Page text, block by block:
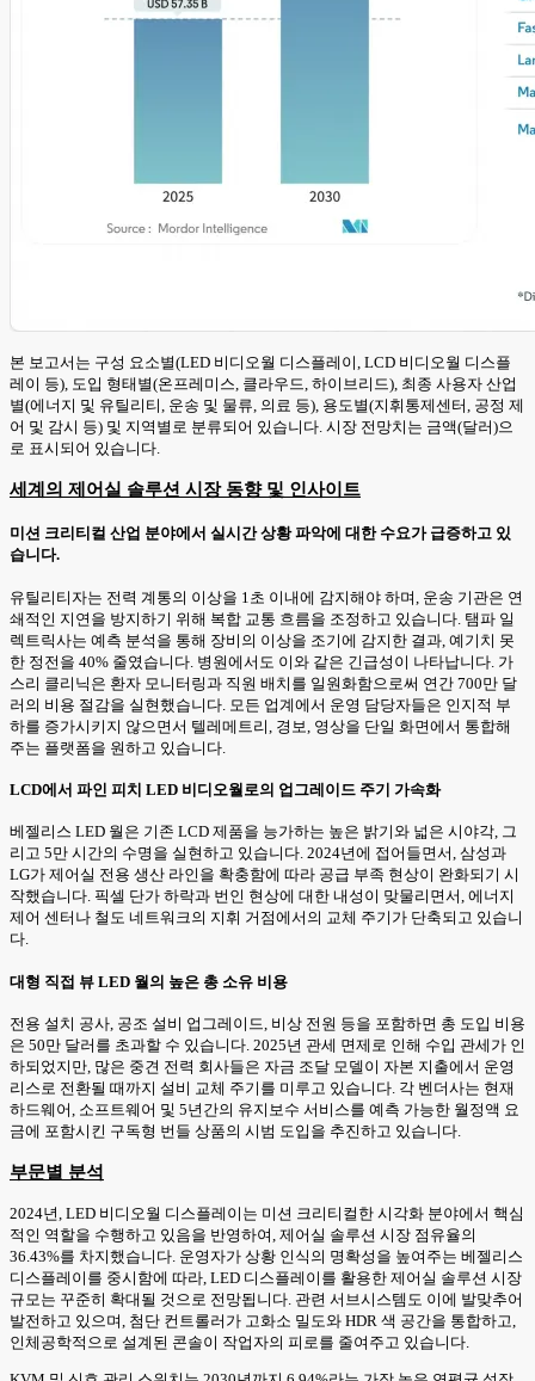
본 보고서는 구성 요소별(LED 비디오월 디스플레이, LCD 비디오월 디스플
레이 등), 도입 형태별(온프레미스, 클라우드, 하이브리드), 최종 사용자 산업
별(에너지 및 유틸리티, 운송 및 물류, 의료 등), 용도별(지휘통제센터, 공정 제
어 및 감시 등) 및 지역별로 분류되어 있습니다. 시장 전망치는 금액(달러)으
로 표시되어 있습니다.
세계의 제어실 솔루션 시장 동향 및 인사이트
미션 크리티컬 산업 분야에서 실시간 상황 파악에 대한 수요가 급증하고 있
습니다.
유틸리티자는 전력 계통의 이상을 1초 이내에 감지해야 하며, 운송 기관은 연
쇄적인 지연을 방지하기 위해 복합 교통 흐름을 조정하고 있습니다. 탬파 일
렉트릭사는 예측 분석을 통해 장비의 이상을 조기에 감지한 결과, 예기치 못
한 정전을 40% 줄였습니다. 병원에서도 이와 같은 긴급성이 나타납니다. 가
스리 클리닉은 환자 모니터링과 직원 배치를 일원화함으로써 연간 700만 달
러의 비용 절감을 실현했습니다. 모든 업계에서 운영 담당자들은 인지적 부
하를 증가시키지 않으면서 텔레메트리, 경보, 영상을 단일 화면에서 통합해
주는 플랫폼을 원하고 있습니다.
LCD에서 파인 피치 LED 비디오월로의 업그레이드 주기 가속화
베젤리스 LED 월은 기존 LCD 제품을 능가하는 높은 밝기와 넓은 시야각, 그
리고 5만 시간의 수명을 실현하고 있습니다. 2024년에 접어들면서, 삼성과
LG가 제어실 전용 생산 라인을 확충함에 따라 공급 부족 현상이 완화되기 시
작했습니다. 픽셀 단가 하락과 번인 현상에 대한 내성이 맞물리면서, 에너지
제어 센터나 철도 네트워크의 지휘 거점에서의 교체 주기가 단축되고 있습니
다.
대형 직접 뷰 LED 월의 높은 총 소유 비용
전용 설치 공사, 공조 설비 업그레이드, 비상 전원 등을 포함하면 총 도입 비용
은 50만 달러를 초과할 수 있습니다. 2025년 관세 면제로 인해 수입 관세가 인
하되었지만, 많은 중견 전력 회사들은 자금 조달 모델이 자본 지출에서 운영
리스로 전환될 때까지 설비 교체 주기를 미루고 있습니다. 각 벤더사는 현재
하드웨어, 소프트웨어 및 5년간의 유지보수 서비스를 예측 가능한 월정액 요
금에 포함시킨 구독형 번들 상품의 시범 도입을 추진하고 있습니다.
부문별 분석
2024년, LED 비디오월 디스플레이는 미션 크리티컬한 시각화 분야에서 핵심
적인 역할을 수행하고 있음을 반영하여, 제어실 솔루션 시장 점유율의
36.43%를 차지했습니다. 운영자가 상황 인식의 명확성을 높여주는 베젤리스
디스플레이를 중시함에 따라, LED 디스플레이를 활용한 제어실 솔루션 시장
규모는 꾸준히 확대될 것으로 전망됩니다. 관련 서브시스템도 이에 발맞추어
발전하고 있으며, 첨단 컨트롤러가 고화소 밀도와 HDR 색 공간을 통합하고,
인체공학적으로 설계된 콘솔이 작업자의 피로를 줄여주고 있습니다.